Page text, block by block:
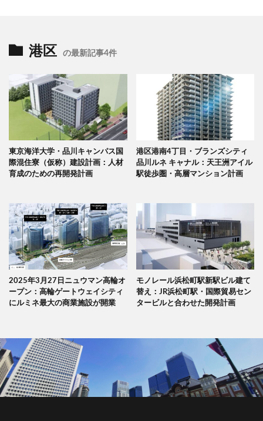
港区 の最新記事4件
東京海洋大学・品川キャンパス国
際混住寮（仮称）建設計画：人材
育成のための再開発計画
港区港南4丁目・ブランズシティ
品川ルネ キャナル：天王洲アイル
駅徒歩圏・高層マンション計画
2025年3月27日ニュウマン高輪オ
ープン：高輪ゲートウェイシティ
にルミネ最大の商業施設が開業
モノレール浜松町駅新駅ビル建て
替え：JR浜松町駅・国際貿易セン
タービルと合わせた開発計画